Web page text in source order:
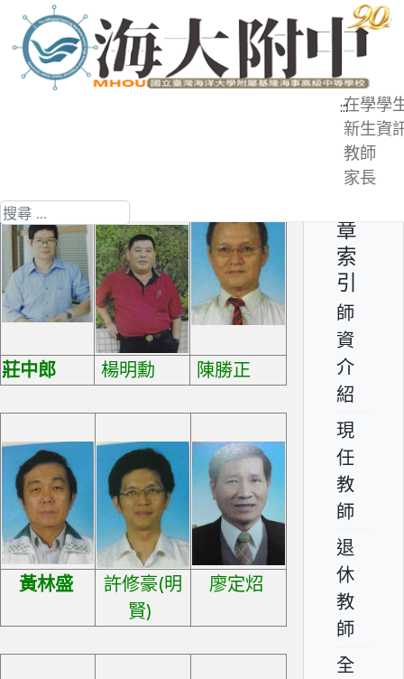
到
:::在學學
新生資
教師
家長
搜尋
章
索
引
師
資
介
紹
現
任
教
師
退
休
教
師
全
莊中郎 楊明勳 陳勝正
黃林盛
許修豪(明
賢)
廖定炤